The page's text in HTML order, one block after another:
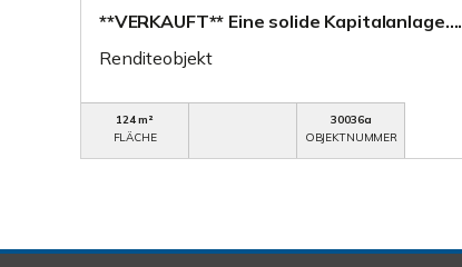
**VERKAUFT** Eine solide Kapitalanlage….
Renditeobjekt
124 m²
FLÄCHE
30036a
OBJEKTNUMMER